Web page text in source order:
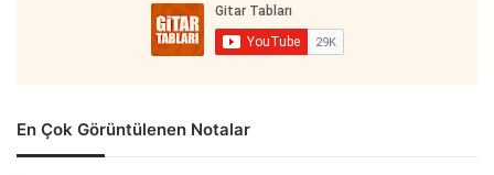
En Çok Görüntülenen Notalar